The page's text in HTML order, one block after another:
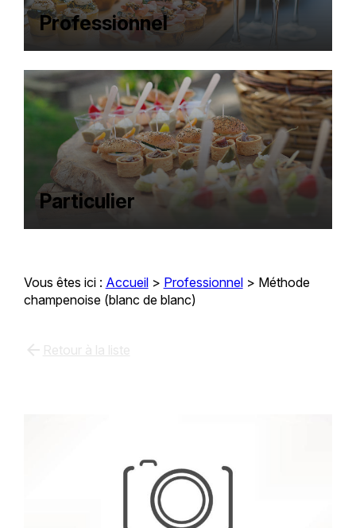
Professionnel
Particulier
Vous êtes ici : Accueil> Professionnel> Méthode
champenoise (blanc de blanc)
arrow_back Retour à la liste